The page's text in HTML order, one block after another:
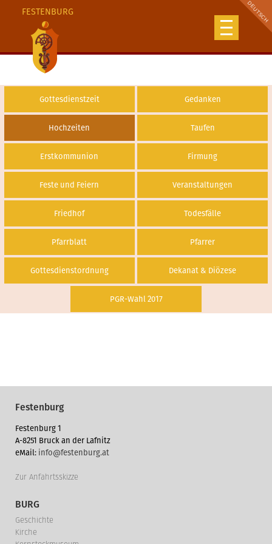
FESTENBURG
Gottesdienstzeit Gedanken
Hochzeiten Taufen
Erstkommunion Firmung
Feste und Feiern Veranstaltungen
Friedhof Todesfälle
Pfarrblatt Pfarrer
Gottesdienstordnung Dekanat & Diözese
PGR-Wahl 2017
Festenburg
Festenburg 1
A-8251 Bruck an der Lafnitz
eMail: info@festenburg.at
Zur Anfahrtsskizze
BURG
Geschichte
Kirche